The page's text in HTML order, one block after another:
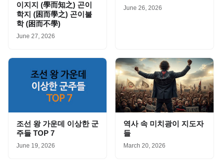
이지지 (學而知之) 곤이
학지 (困而學之) 곤이불
학 (困而不學)
June 27, 2026
June 26, 2026
조선 왕 가운데 이상한 군
주들 TOP 7
June 19, 2026
역사 속 미치광이 지도자
들
March 20, 2026